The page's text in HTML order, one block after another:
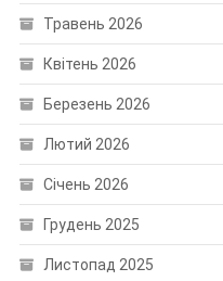
Травень 2026
Квітень 2026
Березень 2026
Лютий 2026
Січень 2026
Грудень 2025
Листопад 2025